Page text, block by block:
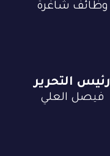
وظائف شاغرة
رئيس التحرير
فيصل العلي